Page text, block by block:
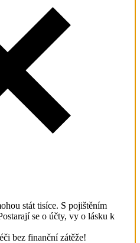
stát tisíce. S pojištěním
se o účty, vy o lásku k
bez finanční zátěže!